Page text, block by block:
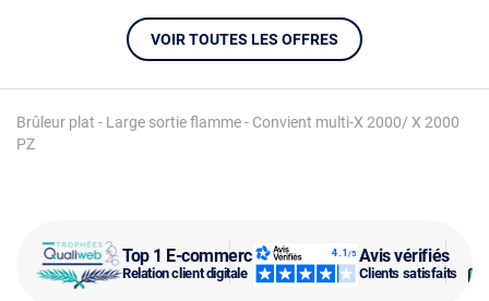
Top 1 E-commerce
Relation client digitale
Avis vérifiés
Clients satisfaits
Brûleur plat - Large sortie flamme - Convient multi-X 2000/ X 2000
PZ
VOIR TOUTES LES OFFRES